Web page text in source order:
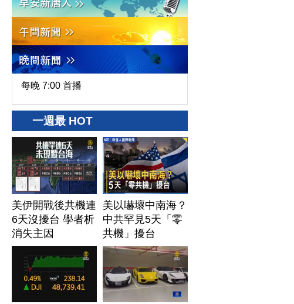
每晚 7:00 首播
一週最 HOT
美伊開戰後共機連
6天沒擾台 學者析
消失主因
美以嚇壞中南海？
中共罕見5天「零
共機」擾台